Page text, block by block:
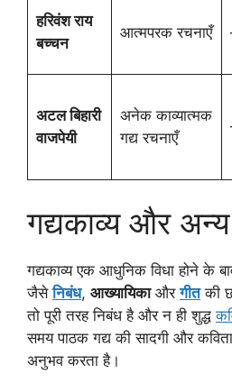
हरिवंश राय
बच्चन
आत्मपरक रचनाएँ
अटल बिहारी
वाजपेयी
अनेक काव्यात्मक
गद्य रचनाएँ
गद्यकाव्य और अन्य
गद्यकाव्य एक आधुनिक विधा होने के
जैसेनिबंध, आख्यायिकाऔरगीतकी
तो पूरी तरह निबंध है और न ही शुद्ध
समय पाठक गद्य की सादगी और
अनुभव करता है।